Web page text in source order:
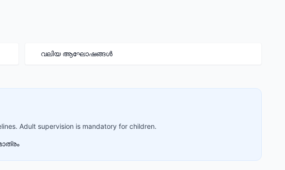
വലിയ ആഘോഷങ്ങൾ
Adult supervision is mandatory for children.